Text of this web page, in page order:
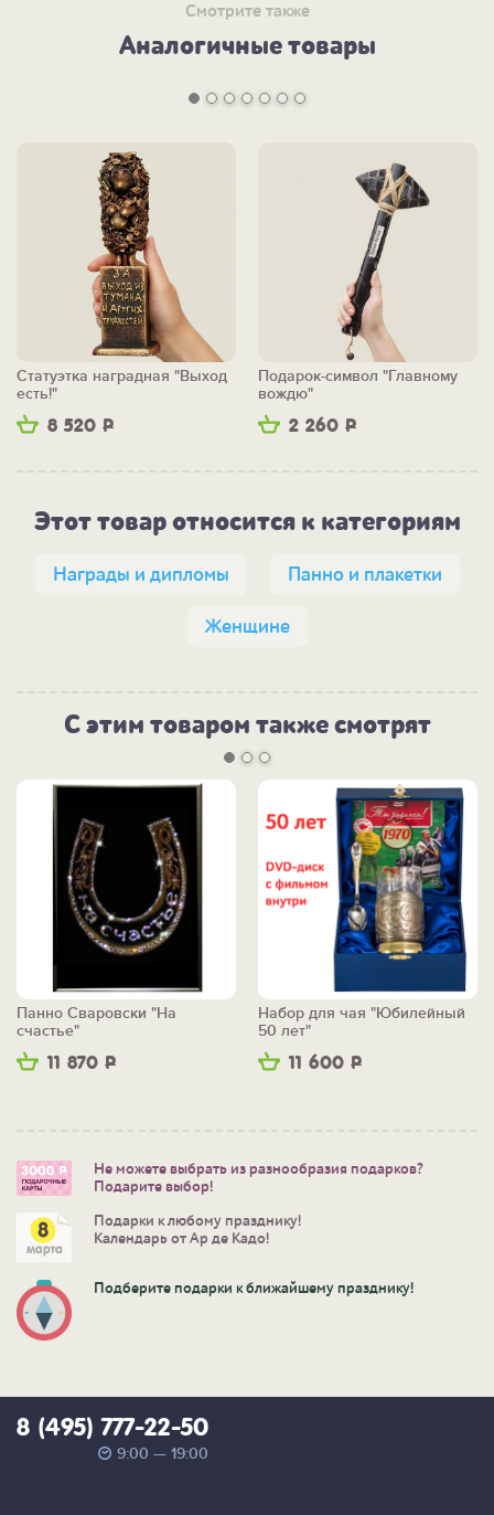
Смотрите также
Аналогичные товары
8 520 Р
Статуэтка наградная "Выход
есть!"
2 260 Р
Подарок-символ "Главному
вождю"
Этот товар относится к категориям
Награды и дипломы Панно и плакетки
Женщине
С этим товаром также смотрят
11 870 Р
Панно Сваровски "На
счастье"
11 600 Р
Набор для чая "Юбилейный
50 лет"
Не можете выбрать из разнообразия подарков?
Подарите выбор!
Подарки к любому празднику!
Календарь от Ар де Кадо!
Подберите подарки к ближайшему празднику!
8 (495) 777-22-50
9:00 — 19:00